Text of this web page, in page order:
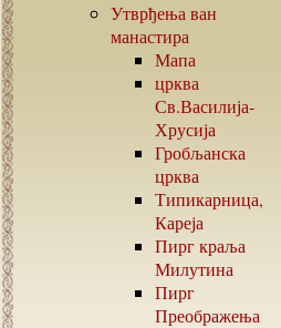
Утврђења ван
манастира
Мапа
црква
Св.Василија-
Хрусија
Гробљанска
црква
Типикарница,
Кареја
Пирг краља
Милутина
Пирг
Преображења